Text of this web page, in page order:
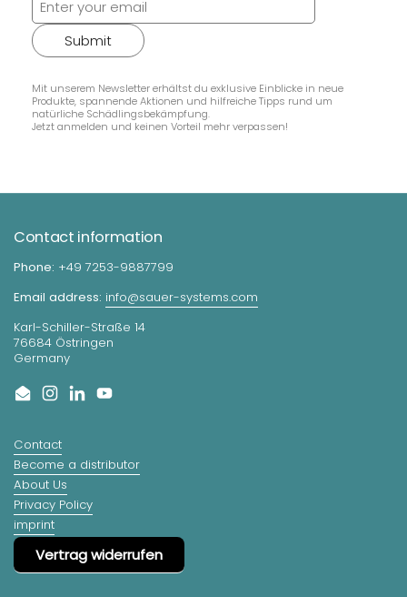
Submit
Mit unserem Newsletter erhältst du exklusive Einblicke in neue
Produkte, spannende Aktionen und hilfreiche Tipps rund um
natürliche Schädlingsbekämpfung.
Jetzt anmelden und keinen Vorteil mehr verpassen!
Contact information
Phone: +49 7253-9887799
Email address: info@sauer-systems.com
Karl-Schiller-Straße 14
76684 Östringen
Germany
EmailInstagram
LinkedInYouTube
Contact
Become a distributor
About Us
Privacy Policy
imprint
Vertrag widerrufen